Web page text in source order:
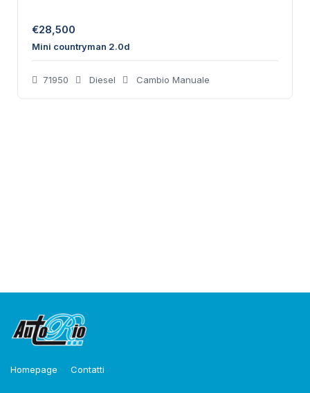
€28,500
Mini countryman 2.0d
71950 Diesel Cambio Manuale
Homepage Contatti